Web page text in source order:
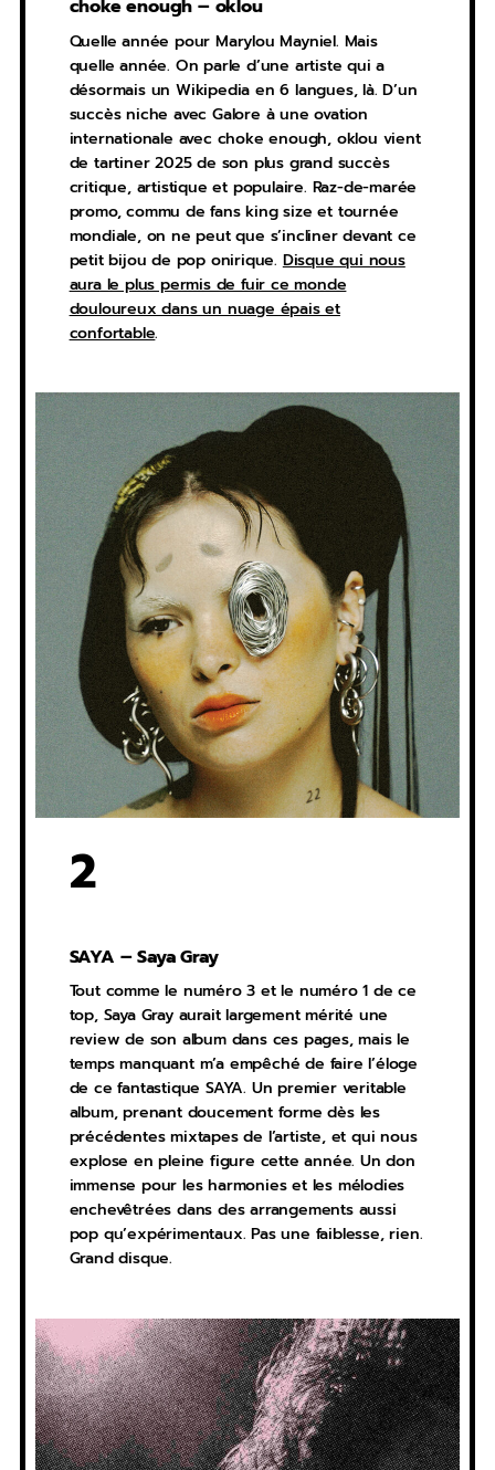
choke enough – oklou
Quelle année pour Marylou Mayniel. Mais
quelle année. On parle d’une artiste qui a
désormais un Wikipedia en 6 langues, là. D’un
succès niche avec Galore à une ovation
internationale avec choke enough, oklou vient
de tartiner 2025 de son plus grand succès
critique, artistique et populaire. Raz-de-marée
promo, commu de fans king size et tournée
mondiale, on ne peut que s’incliner devant ce
petit bijou de pop onirique. Disque qui nous
aura le plus permis de fuir ce monde
douloureux dans un nuage épais et
confortable.
2
SAYA – Saya Gray
Tout comme le numéro 3 et le numéro 1 de ce
top, Saya Gray aurait largement mérité une
review de son album dans ces pages, mais le
temps manquant m’a empêché de faire l’éloge
de ce fantastique SAYA. Un premier veritable
album, prenant doucement forme dès les
précédentes mixtapes de l’artiste, et qui nous
explose en pleine figure cette année. Un don
immense pour les harmonies et les mélodies
enchevêtrées dans des arrangements aussi
pop qu’expérimentaux. Pas une faiblesse, rien.
Grand disque.